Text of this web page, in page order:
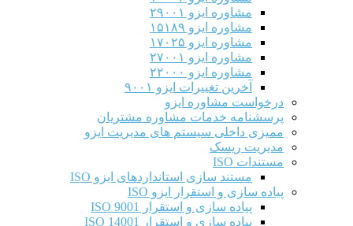
مشاوره ایزو ۲۹۰۰۱
مشاوره ایزو ۱۵۱۸۹
مشاوره ایزو ۱۷۰۲۵
مشاوره ایزو ۲۷۰۰۱
مشاوره ایزو ۲۲۰۰۰
آخرین تغییرات ایزو ۹۰۰۱
درخواست مشاوره ایزو
پرسشنامه خدمات مشاوره مشتریان
ممیزی داخلی سیستم های مدیریت ایزو
مدیریت ریسک
مستندات ISO
مستند سازی استانداردهای ایزو ISO
پیاده سازی و استقرار ایزو ISO
پیاده سازی و استقرار ISO 9001​
پیاده سازی و استقرار ISO 14001